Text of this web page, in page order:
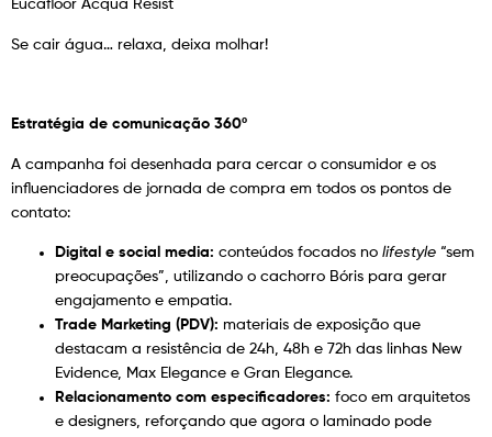
Eucafloor Acqua Resist
Se cair água… relaxa, deixa molhar!
Estratégia de comunicação 360º
A campanha foi desenhada para cercar o consumidor e os
influenciadores de jornada de compra em todos os pontos de
contato:
Digital e social media: conteúdos focados no lifestyle “sem
preocupações”, utilizando o cachorro Bóris para gerar
engajamento e empatia.
Trade Marketing (PDV): materiais de exposição que
destacam a resistência de 24h, 48h e 72h das linhas New
Evidence, Max Elegance e Gran Elegance.
Relacionamento com especificadores: foco em arquitetos
e designers, reforçando que agora o laminado pode